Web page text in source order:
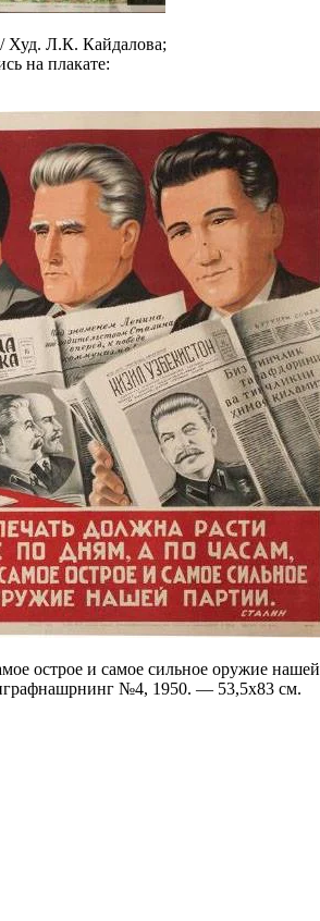
Худ. Л.К. Кайдалова;
на плакате:
острое и самое сильное оружие нашей
№4, 1950. — 53,5х83 см.